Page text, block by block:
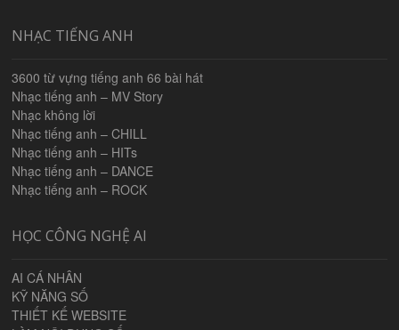
NHẠC TIẾNG ANH
3600 từ vựng tiếng anh 66 bài hát
Nhạc tiếng anh – MV Story
Nhạc không lời
Nhạc tiếng anh – CHILL
Nhạc tiếng anh – HITs
Nhạc tiếng anh – DANCE
Nhạc tiếng anh – ROCK
HỌC CÔNG NGHỆ AI
AI CÁ NHÂN
KỸ NĂNG SỐ
THIẾT KẾ WEBSITE